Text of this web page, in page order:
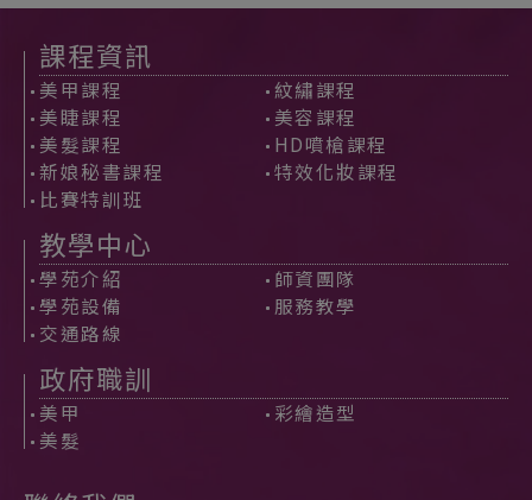
課程資訊
美甲課程
紋繡課程
美睫課程
美容課程
美髮課程
HD噴槍課程
新娘秘書課程
特效化妝課程
比賽特訓班
教學中心
學苑介紹
師資團隊
學苑設備
服務教學
交通路線
政府職訓
美甲
彩繪造型
美髮